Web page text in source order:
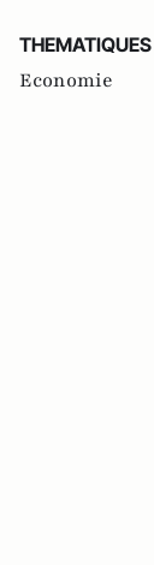
THEMATIQUES
Economie